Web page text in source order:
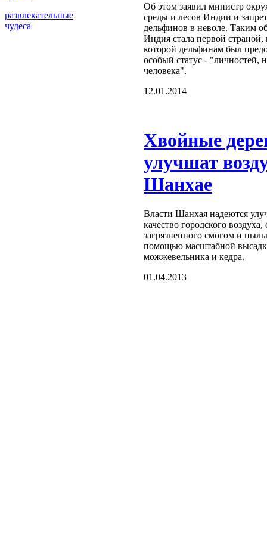
развлекательные
чудеса
Об этом заявил министр
среды и лесов Индии и
дельфинов в неволе. Таким
Индия стала первой страной,
которой дельфинам был
особый статус - "личностей,
человека".
12.01.2014
Хвойные
улучшат
Шанхае
Власти Шанхая надеются
качество городского воздуха,
загрязненного смогом и
помощью масштабной
можжевельника и кедра.
01.04.2013